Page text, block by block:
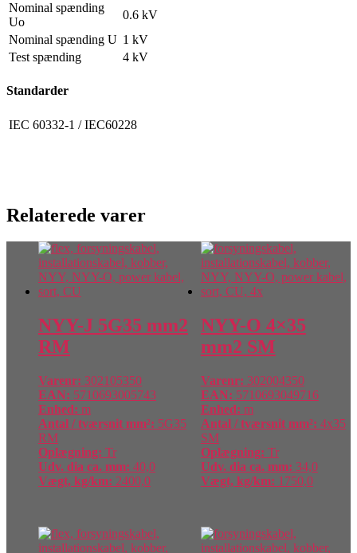
Nominal spænding
Uo
0.6 kV
Nominal spænding U 1 kV
Test spænding
4 kV
Standarder
IEC 60332-1 / IEC60228
Relaterede varer
NYY-J 5G35 mm2
RM
Varenr: 302105350
EAN: 5710693005743
Enhed: m
Antal / tværsnit mm²: 5G35
RM
Oplægning: Tr
Udv. dia ca. mm: 40,0
Vægt, kg/km: 2400,0
NYY-O 4×35
mm2 SM
Varenr: 302004350
EAN: 5710693049716
Enhed: m
Antal / tværsnit mm²: 4x35
SM
Oplægning: Tr
Udv. dia ca. mm: 34,0
Vægt, kg/km: 1750,0